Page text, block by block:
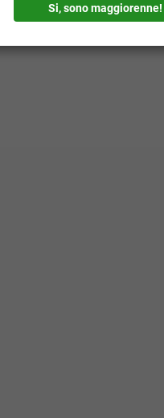
Si, sono maggiorenne!